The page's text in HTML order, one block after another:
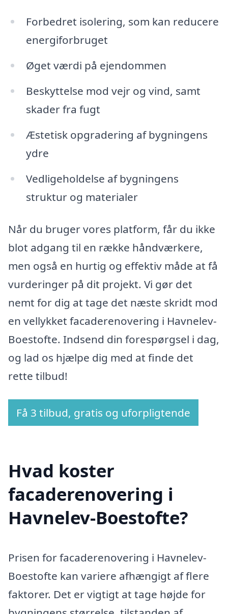
Forbedret isolering, som kan reducere
energiforbruget
Øget værdi på ejendommen
Beskyttelse mod vejr og vind, samt
skader fra fugt
Æstetisk opgradering af bygningens
ydre
Vedligeholdelse af bygningens
struktur og materialer
Når du bruger vores platform, får du ikke
blot adgang til en række håndværkere,
men også en hurtig og effektiv måde at få
vurderinger på dit projekt. Vi gør det
nemt for dig at tage det næste skridt mod
en vellykket facaderenovering i Havnelev-
Boestofte. Indsend din forespørgsel i dag,
og lad os hjælpe dig med at finde det
rette tilbud!
Få 3 tilbud, gratis og uforpligtende
Hvad koster
facaderenovering i
Havnelev-Boestofte?
Prisen for facaderenovering i Havnelev-
Boestofte kan variere afhængigt af flere
faktorer. Det er vigtigt at tage højde for